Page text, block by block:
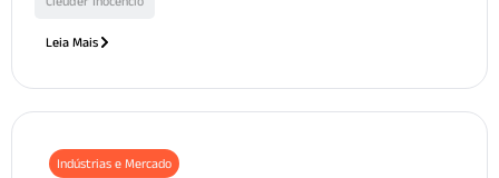
Leia Mais
Indústrias e Mercado